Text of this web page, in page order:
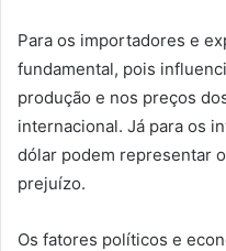
Para os importadores e
fundamental, pois
produção e nos preços
internacional. Já para os
dólar podem representar
prejuízo.
Os fatores políticos e